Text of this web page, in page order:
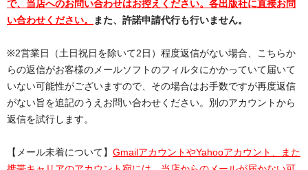
で、当店へのお問い合わせはお控えください。各出版社に直接お問
い合わせください。
また、許諾申請代行も行いません。
※2営業日（土日祝日を除いて2日）程度返信がない場合、こちらか
らの返信がお客様のメールソフトのフィルタにかかっていて届いて
いない可能性がございますので、その場合はお手数ですが再度返信
がない旨を追記のうえお問い合わせください。別のアカウントから
返信を試行します。
【メール未着について】 GmailアカウントやYahooアカウント、また